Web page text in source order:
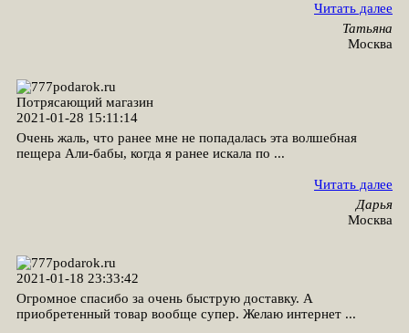
Читать далее
Татьяна
Москва
Потрясающий магазин
2021-01-28 15:11:14
Очень жаль, что ранее мне не попадалась эта волшебная
пещера Али-бабы, когда я ранее искала по ...
Читать далее
Дарья
Москва
2021-01-18 23:33:42
Огромное спасибо за очень быструю доставку. А
приобретенный товар вообще супер. Желаю интернет ...